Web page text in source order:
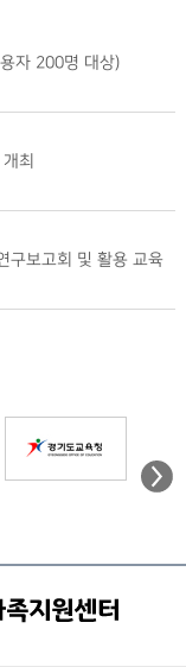
자 200명 대상)
최
구보고회 및 활용 교육